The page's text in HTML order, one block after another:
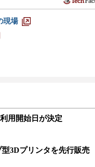
現場
用開始日が決定
3Dプリンタを先行販売